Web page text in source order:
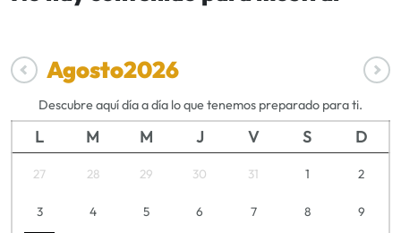
Agosto2026
Descubre aquí día a día lo que tenemos preparado para ti.
L M M J V S D
27 28 29 30 31 1 2
3 4 5 6 7 8 9